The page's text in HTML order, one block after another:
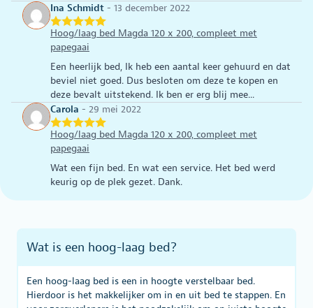
Ina Schmidt - 13 december 2022
Hoog/laag bed Magda 120 x 200, compleet met
papegaai
Een heerlijk bed, Ik heb een aantal keer gehuurd en dat
beviel niet goed. Dus besloten om deze te kopen en
deze bevalt uitstekend. Ik ben er erg blij mee...
Carola - 29 mei 2022
Hoog/laag bed Magda 120 x 200, compleet met
papegaai
Wat een fijn bed. En wat een service. Het bed werd
keurig op de plek gezet. Dank.
Wat is een hoog-laag bed?
Een hoog-laag bed is een in hoogte verstelbaar bed.
Hierdoor is het makkelijker om in en uit bed te stappen. En